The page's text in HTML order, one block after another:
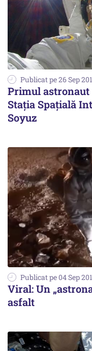
Publicat pe 26 Sep
Primul astronaut
Staţia Spaţială
Soyuz
Publicat pe 04 Sep
Viral: Un
asfalt